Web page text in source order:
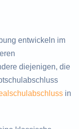
entwickeln im
diejenigen, die
in